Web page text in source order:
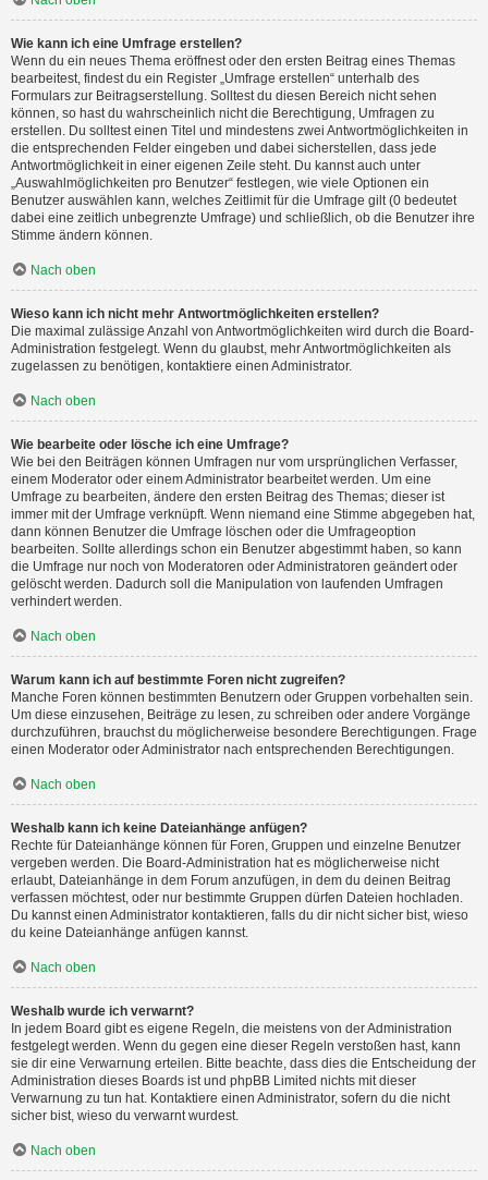
Wie kann ich eine Umfrage erstellen?
Wenn du ein neues Thema eröffnest oder den ersten Beitrag eines Themas
bearbeitest, findest du ein Register „Umfrage erstellen“ unterhalb des
Formulars zur Beitragserstellung. Solltest du diesen Bereich nicht sehen
können, so hast du wahrscheinlich nicht die Berechtigung, Umfragen zu
erstellen. Du solltest einen Titel und mindestens zwei Antwortmöglichkeiten in
die entsprechenden Felder eingeben und dabei sicherstellen, dass jede
Antwortmöglichkeit in einer eigenen Zeile steht. Du kannst auch unter
„Auswahlmöglichkeiten pro Benutzer“ festlegen, wie viele Optionen ein
Benutzer auswählen kann, welches Zeitlimit für die Umfrage gilt (0 bedeutet
dabei eine zeitlich unbegrenzte Umfrage) und schließlich, ob die Benutzer ihre
Stimme ändern können.
Nach oben
Wieso kann ich nicht mehr Antwortmöglichkeiten erstellen?
Die maximal zulässige Anzahl von Antwortmöglichkeiten wird durch die Board-
Administration festgelegt. Wenn du glaubst, mehr Antwortmöglichkeiten als
zugelassen zu benötigen, kontaktiere einen Administrator.
Nach oben
Wie bearbeite oder lösche ich eine Umfrage?
Wie bei den Beiträgen können Umfragen nur vom ursprünglichen Verfasser,
einem Moderator oder einem Administrator bearbeitet werden. Um eine
Umfrage zu bearbeiten, ändere den ersten Beitrag des Themas; dieser ist
immer mit der Umfrage verknüpft. Wenn niemand eine Stimme abgegeben hat,
dann können Benutzer die Umfrage löschen oder die Umfrageoption
bearbeiten. Sollte allerdings schon ein Benutzer abgestimmt haben, so kann
die Umfrage nur noch von Moderatoren oder Administratoren geändert oder
gelöscht werden. Dadurch soll die Manipulation von laufenden Umfragen
verhindert werden.
Nach oben
Warum kann ich auf bestimmte Foren nicht zugreifen?
Manche Foren können bestimmten Benutzern oder Gruppen vorbehalten sein.
Um diese einzusehen, Beiträge zu lesen, zu schreiben oder andere Vorgänge
durchzuführen, brauchst du möglicherweise besondere Berechtigungen. Frage
einen Moderator oder Administrator nach entsprechenden Berechtigungen.
Nach oben
Weshalb kann ich keine Dateianhänge anfügen?
Rechte für Dateianhänge können für Foren, Gruppen und einzelne Benutzer
vergeben werden. Die Board-Administration hat es möglicherweise nicht
erlaubt, Dateianhänge in dem Forum anzufügen, in dem du deinen Beitrag
verfassen möchtest, oder nur bestimmte Gruppen dürfen Dateien hochladen.
Du kannst einen Administrator kontaktieren, falls du dir nicht sicher bist, wieso
du keine Dateianhänge anfügen kannst.
Nach oben
Weshalb wurde ich verwarnt?
In jedem Board gibt es eigene Regeln, die meistens von der Administration
festgelegt werden. Wenn du gegen eine dieser Regeln verstoßen hast, kann
sie dir eine Verwarnung erteilen. Bitte beachte, dass dies die Entscheidung der
Administration dieses Boards ist und phpBB Limited nichts mit dieser
Verwarnung zu tun hat. Kontaktiere einen Administrator, sofern du die nicht
sicher bist, wieso du verwarnt wurdest.
Nach oben